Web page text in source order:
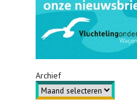
Archief
Archief